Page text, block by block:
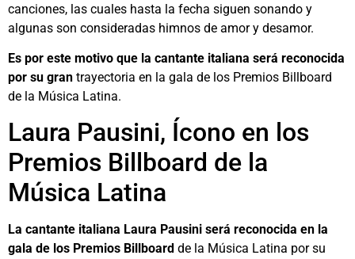
canciones, las cuales hasta la fecha siguen sonando y
algunas son consideradas himnos de amor y desamor.
Es por este motivo que la cantante italiana será reconocida
por su gran trayectoria en la gala de los Premios Billboard
de la Música Latina.
Laura Pausini, Ícono en los
Premios Billboard de la
Música Latina
La cantante italiana Laura Pausini será reconocida en la
gala de los Premios Billboard de la Música Latina por su